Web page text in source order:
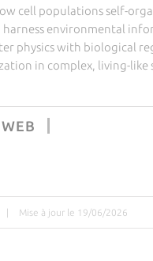
cell populations self-
harness environmental
physics with biological
in complex, living-like
| Mise à jour le 19/06/2026